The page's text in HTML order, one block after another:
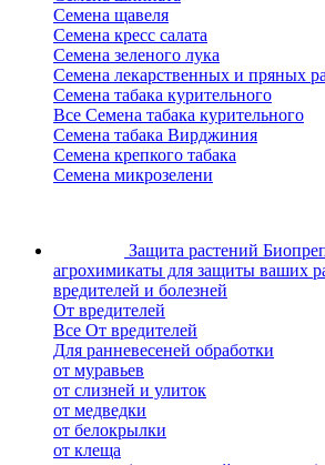
Семена щавеля
Семена кресс салата
Семена зеленого лука
Семена лекарственных и пряных
Семена табака курительного
Все Семена табака курительного
Семена табака Вирджиния
Семена крепкого табака
Семена микрозелени
Защита растений
агрохимикаты для защиты ваших
вредителей и болезней
От вредителей
Все От вредителей
Для ранневесеней обработки
от муравьев
от слизней и улиток
от медведки
от белокрылки
от клеща